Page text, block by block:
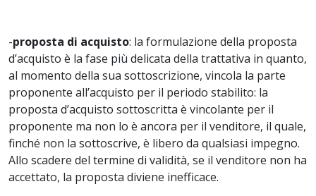
-proposta di acquisto: la formulazione della proposta
d’acquisto è la fase più delicata della trattativa in quanto,
al momento della sua sottoscrizione, vincola la parte
proponente all’acquisto per il periodo stabilito: la
proposta d’acquisto sottoscritta è vincolante per il
proponente ma non lo è ancora per il venditore, il quale,
finché non la sottoscrive, è libero da qualsiasi impegno.
Allo scadere del termine di validità, se il venditore non ha
accettato, la proposta diviene inefficace.